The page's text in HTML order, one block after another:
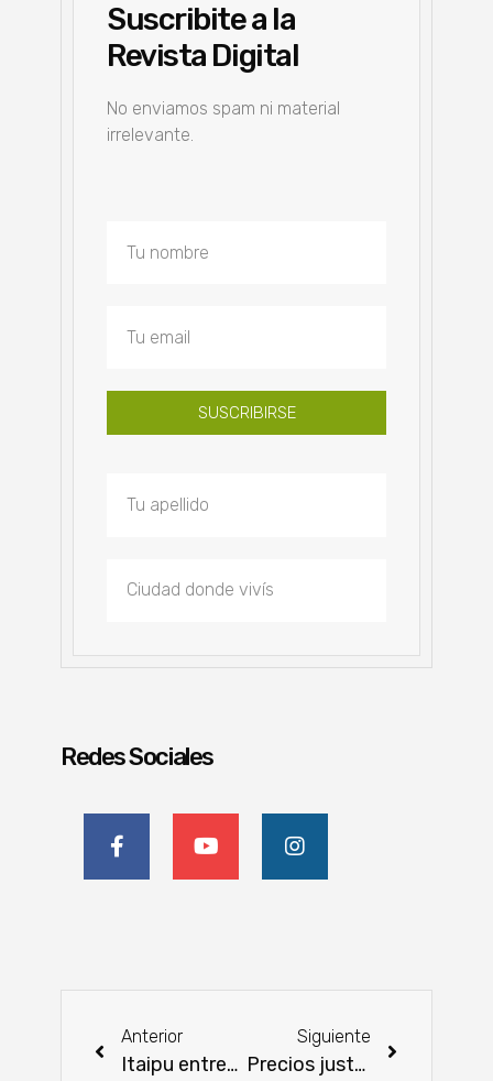
Suscribite a la
Revista Digital
No enviamos spam ni material
irrelevante.
SUSCRIBIRSE
Redes Sociales
Anterior
Itaipu entregó semillas de papa a 700 agricultores en Paraguarí
Siguiente
Precios justos para el sector ganadero